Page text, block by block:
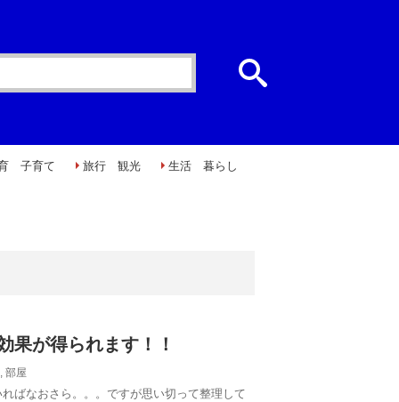
子育て 旅行 観光 生活 暮らし
果が得られます！！
, 部屋
ばなおさら。。。ですが思い切って整理して